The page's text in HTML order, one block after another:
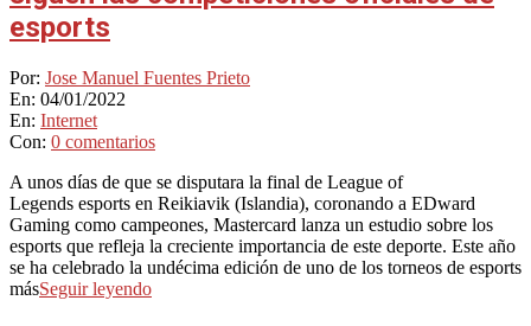
esports
2022-
01-
04
Por: Jose Manuel Fuentes Prieto
En: 04/01/2022
En: Internet
Con: 0 comentarios
A unos días de que se disputara la final de League of
Legends esports en Reikiavik (Islandia), coronando a EDward
Gaming como campeones, Mastercard lanza un estudio sobre los
esports que refleja la creciente importancia de este deporte. Este año
se ha celebrado la undécima edición de uno de los torneos de esports
másSeguir leyendo